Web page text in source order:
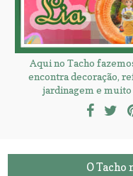
Aqui no Tacho
encontra decoração,
jardinagem e
O Tacho